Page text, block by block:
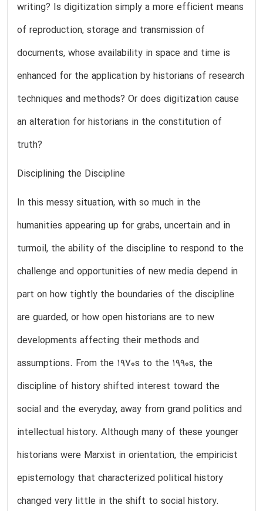
writing? Is digitization simply a more efficient means
of reproduction, storage and transmission of
documents, whose availability in space and time is
enhanced for the application by historians of research
techniques and methods? Or does digitization cause
an alteration for historians in the constitution of
truth?
Disciplining the Discipline
In this messy situation, with so much in the
humanities appearing up for grabs, uncertain and in
turmoil, the ability of the discipline to respond to the
challenge and opportunities of new media depend in
part on how tightly the boundaries of the discipline
are guarded, or how open historians are to new
developments affecting their methods and
assumptions. From the 1970s to the 1990s, the
discipline of history shifted interest toward the
social and the everyday, away from grand politics and
intellectual history. Although many of these younger
historians were Marxist in orientation, the empiricist
epistemology that characterized political history
changed very little in the shift to social history.